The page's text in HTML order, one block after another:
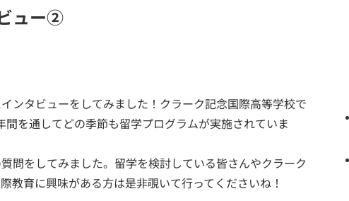
ュー②
ンタビューをしてみました！クラーク記念国際高等学校で
を通してどの季節も留学プログラムが実施されていま
問をしてみました。留学を検討している皆さんやクラーク
教育に興味がある方は是非覗いて行ってくださいね！